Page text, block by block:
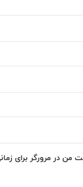
من در مرورگر برای